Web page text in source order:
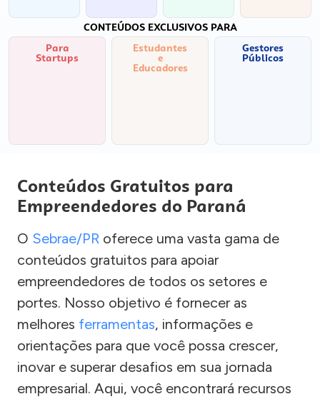
CONTEÚDOS EXCLUSIVOS PARA
Para
Startups
Estudantes
e
Educadores
Gestores
Públicos
Conteúdos Gratuitos para
Empreendedores do Paraná
O Sebrae/PR oferece uma vasta gama de
conteúdos gratuitos para apoiar
empreendedores de todos os setores e
portes. Nosso objetivo é fornecer as
melhores ferramentas, informações e
orientações para que você possa crescer,
inovar e superar desafios em sua jornada
empresarial. Aqui, você encontrará recursos